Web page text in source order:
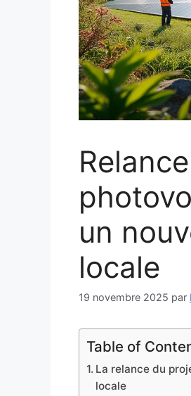
un
locale
19 novembre 2025 par
Table of
La relance du
locale